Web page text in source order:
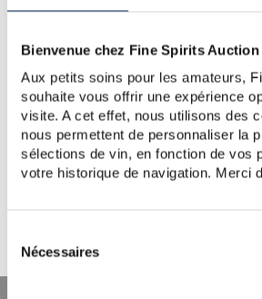
Bienvenue chez Fine Spirits Auction
Aux petits soins pour les amateurs,
souhaite vous offrir une expérience
visite. A cet effet, nous utilisons des
nous permettent de personnaliser la
sélections de vin, en fonction de vos
votre historique de navigation. Merci
consentement
Nécessaires
KOMAGATAKE-
TIP:Check the spelling, word order or
to one key word.
For further assistance, visit
You can also create an alert by
Create a new